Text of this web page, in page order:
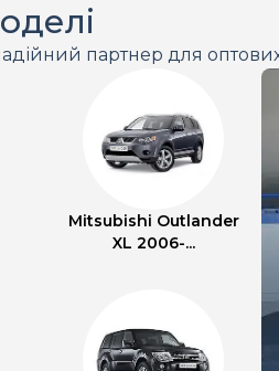
партнер для
Mitsubishi Outlander
XL 2006-...